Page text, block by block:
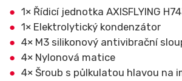
1× Řídicí jednotka AXISFLYING
1× Elektrolytický kondenzátor
4× M3 silikonový antivibrační
4× Nylonová matice
4× Šroub s půlkulatou hlavou na